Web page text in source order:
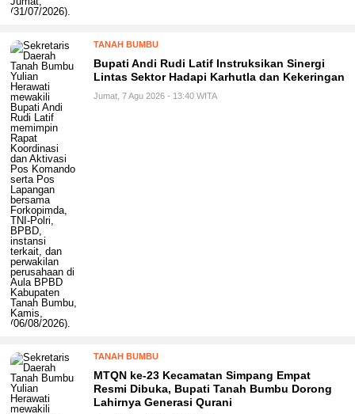
TANAH BUMBU
Bupati Andi Rudi Latif Instruksikan Sinergi
Lintas Sektor Hadapi Karhutla dan Kekeringan
Jumat, 7 Agu 2026 - 13:40 WITA
TANAH BUMBU
MTQN ke-23 Kecamatan Simpang Empat
Resmi Dibuka, Bupati Tanah Bumbu Dorong
Lahirnya Generasi Qurani